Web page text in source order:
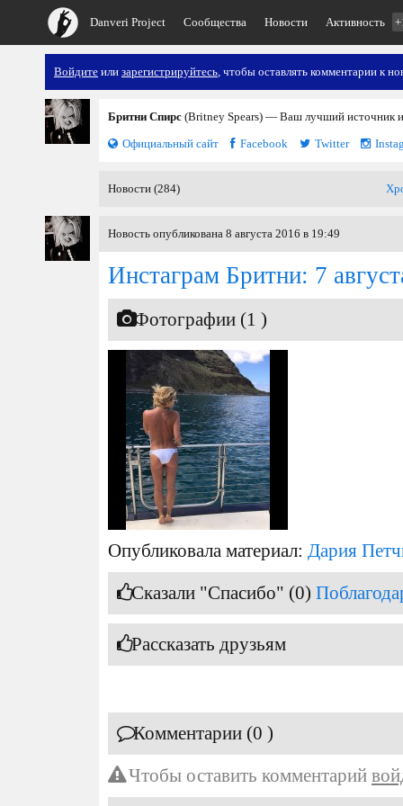
Danveri Project Сообщества Новости Активность
Войдите или зарегистрируйтесь, чтобы оставлять комментарии к
Бритни Спирс (Britney Spears) — Ваш лучший источник
Официальный сайт
Facebook Twitter
Новости (284)
Новость опубликована 8 августа 2016 в 19:49
Инстаграм Бритни: 7
Фотографии (1 )
Опубликовала материал: Дария
Сказали "Спасибо" (0)
Рассказать друзьям
Комментарии (0 )
Чтобы оставить комментарий